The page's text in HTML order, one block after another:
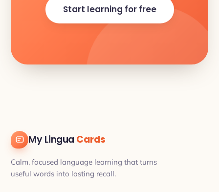
Start learning for free
My Lingua Cards
Calm, focused language learning that turns
useful words into lasting recall.